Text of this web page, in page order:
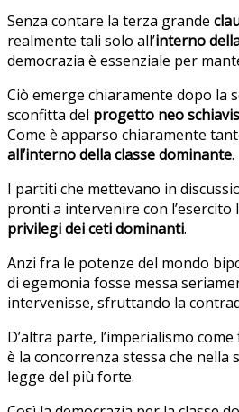
Senza contare la terza grande
realmente tali solo all’interno
democrazia è essenziale per
Ciò emerge chiaramente dopo la
sconfitta del progetto neo
Come è apparso chiaramente
all’interno della classe dominante.
I partiti che mettevano in
pronti a intervenire con
privilegi dei ceti dominanti.
Anzi fra le potenze del mondo
di egemonia fosse messa
intervenisse, sfruttando la
D’altra parte, l’imperialismo
è la concorrenza stessa che
legge del più forte.